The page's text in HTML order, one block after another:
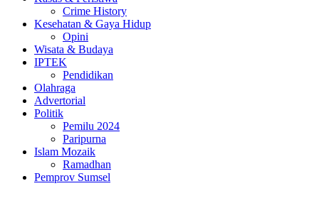
Crime History
Kesehatan & Gaya Hidup
Opini
Wisata & Budaya
IPTEK
Pendidikan
Olahraga
Advertorial
Politik
Pemilu 2024
Paripurna
Islam Mozaik
Ramadhan
Pemprov Sumsel